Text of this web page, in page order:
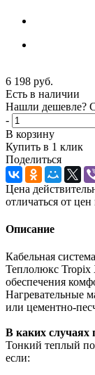
6 198 руб.
Есть в наличии
Нашли дешевле?
-
В корзину
Купить в 1 клик
Поделиться
Цена
отличаться от
Описание
Кабельная
Теплолюкс Tropix
обеспечения
Нагревательные
или цементно-
В каких случаях
Тонкий теплый
если: